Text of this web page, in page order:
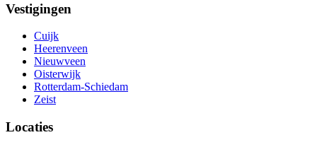
Vestigingen
Cuijk
Heerenveen
Nieuwveen
Oisterwijk
Rotterdam-Schiedam
Zeist
Locaties